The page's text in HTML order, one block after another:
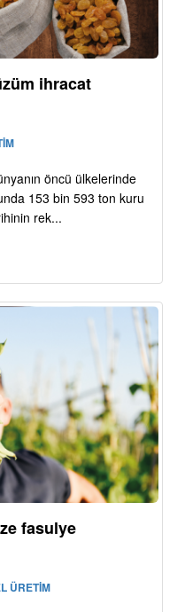
ihracat
öncü ülkelerinde
153 bin 593 ton kuru
rek...
fasulye
ÜRETİM